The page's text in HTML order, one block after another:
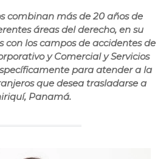
combinan más de 20 años de
áreas del derecho, en su
los campos de accidentes de
y Comercial y Servicios
para atender a la
que desea trasladarse a
Panamá.